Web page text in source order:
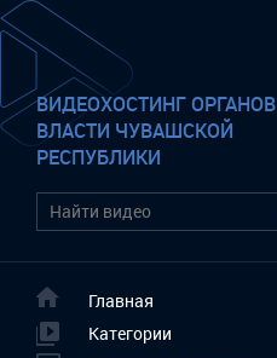
ВИДЕОХОСТИНГ ОРГАНОВ
ВЛАСТИ ЧУВАШСКОЙ
РЕСПУБЛИКИ
Главная
Категории